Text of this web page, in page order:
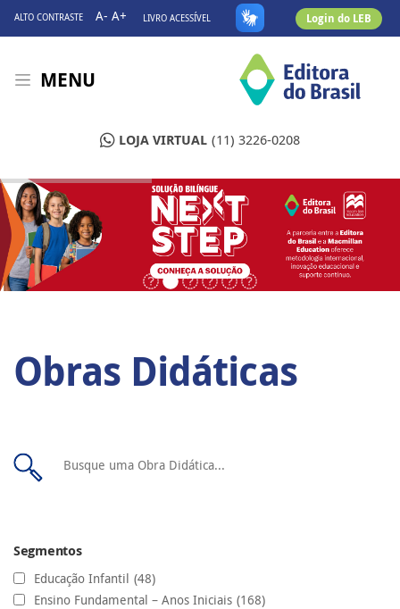
ALTO CONTRASTE A- A+ LIVRO ACESSÍVEL Login do LEB
MENU
LOJA VIRTUAL (11) 3226-0208
Obras Didáticas
Segmentos
Educação Infantil (48)
Ensino Fundamental – Anos Iniciais (168)